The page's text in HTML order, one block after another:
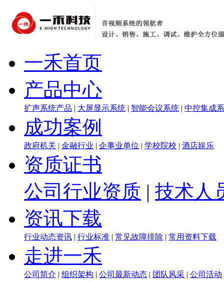
一禾首页
产品中心
扩声系统产品 | 大屏显示系统 | 智能会议系统 | 中控集成
成功案例
政府机关 | 金融行业 | 企事业单位 | 学校院校 | 酒店娱乐
资质证书
公司行业资质 | 技术人
资讯下载
行业动态资讯 | 行业标准 | 常见故障排除 | 常用资料下载
走进一禾
公司简介 | 组织架构 | 公司最新动态 | 团队风采 | 公司活动